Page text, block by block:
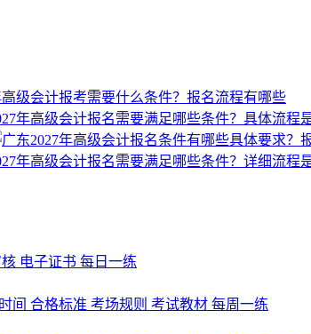
电子证书 每日一练
间 合格标准 考场规则 考试教材 每周一练